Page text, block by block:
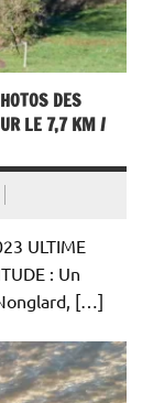
DES
LE 7,7 KM /
ULTIME
: Un
[…]